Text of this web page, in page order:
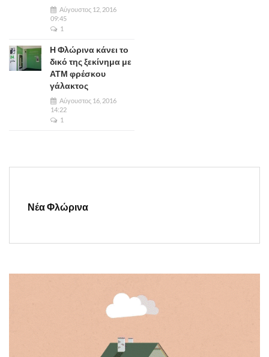
Αύγουστος 12, 2016
09:45
1
Η Φλώρινα κάνει το
δικό της ξεκίνημα με
ΑΤΜ φρέσκου
γάλακτος
Αύγουστος 16, 2016
14:22
1
Νέα Φλώρινα